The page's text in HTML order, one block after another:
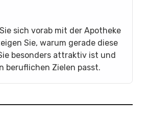
sich vorab mit der Apotheke
Sie, warum gerade diese
besonders attraktiv ist und
beruflichen Zielen passt.